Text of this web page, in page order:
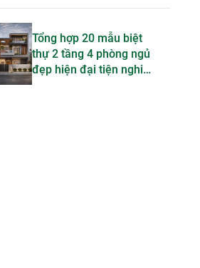
Tổng hợp 20 mẫu biệt
thự 2 tầng 4 phòng ngủ
đẹp hiện đại tiện nghi